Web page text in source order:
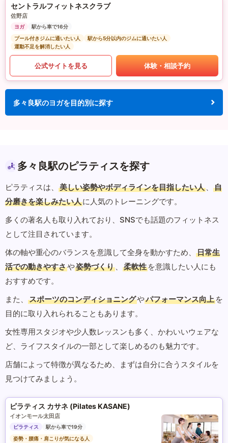
セントラルフィットネスクラブ
佐野店
ヨガ
駅から車で16分
プール付きジムに通いたい人
駅から5分以内のジムに通いたい人
運動不足を解消したい人
公式サイトを見る 体験・相談予約
多々良駅のヨガを目的別に探す
多々良駅のピラティスを探す
ピラティスは、 美しい姿勢やボディラインを目指したい人 、
自
分磨きを楽しみたい人に人気のトレーニングです。
多くの著名人も取り入れており、SNSでも話題のフィットネス
として注目されています。
体の軸や重心のバランスを意識して全身を動かすため、
日常生
活での動きやすさや姿勢づくり 、 柔軟性 を意識したい人にも
おすすめです。
また、
スポーツのコンディショニングやパフォーマンス向上 を
目的に取り入れられることもあります。
女性専用スタジオや少人数レッスンも多く、かわいいウェアな
ど、ライフスタイルの一部として楽しめるのも魅力です。
店舗によって特徴が異なるため、まずは自分に合うスタイルを
見つけてみましょう。
ピラティス カサネ (Pilates KASANE)
イオンモール太田店
ピラティス
駅から車で19分
姿勢・腰痛・肩こりが気になる人